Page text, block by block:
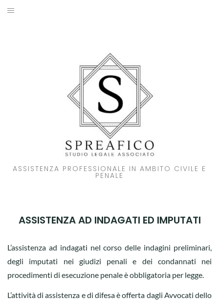
Skip
ASSISTENZA PROFESSIONALE IN AMBITO CIVILE E
PENALE
ASSISTENZA AD INDAGATI ED IMPUTATI
L’assistenza ad indagati nel corso delle indagini preliminari,
degli imputati nei giudizi penali e dei condannati nei
procedimenti di esecuzione penale è obbligatoria per legge.
L’attività di assistenza e di difesa è offerta dagli Avvocati dello